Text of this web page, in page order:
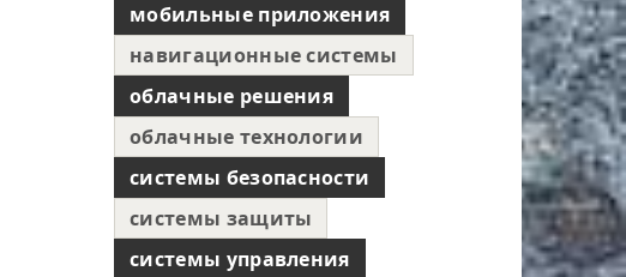
мобильные приложения
навигационные системы
облачные решения
облачные технологии
системы безопасности
системы защиты
системы управления